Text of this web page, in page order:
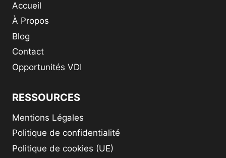
Accueil
À Propos
Blog
Contact
Opportunités VDI
RESSOURCES
Mentions Légales
Politique de confidentialité
Politique de cookies (UE)